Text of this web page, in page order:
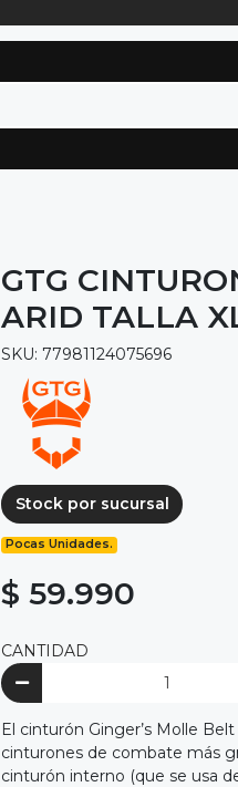
GTG
ARID TALLA
SKU: 77981124075696
Stock por sucursal
Pocas Unidades.
$ 59.990
CANTIDAD
El cinturón Ginger’s Molle
cinturones de combate más
cinturón interno (que se usa